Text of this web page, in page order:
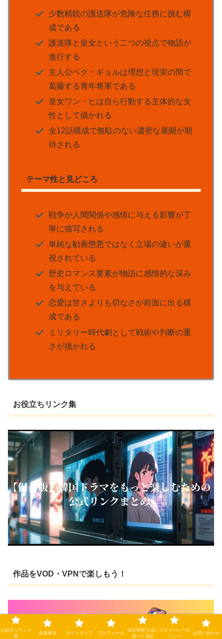
少数精鋭の護送隊が危険な任務に挑む構
成である
護送隊と皇女という二つの視点で物語が
進行する
主人公ペク・ギョルは理想と現実の間で
葛藤する青年将軍である
皇女ワン・ヒは自ら行動する主体的な女
性として描かれる
全12話構成で無駄のない濃密な展開が期
待される
テーマ性と見どころ
戦争が人間関係や感情に与える影響が丁
寧に描写される
単純な勧善懲悪ではなく立場の違いが重
視されている
歴史ロマンス要素が物語に感情的な深み
を与えている
恋愛は甘さよりも切なさが前面に出る構
成である
ミリタリー時代劇として戦術や判断の重
さが描かれる
お役立ちリンク集
作品をVOD・VPNで楽しもう！
お役立ちリンク
集
免責事項 サイトマップ プロフィール
特定商取引法に
基づく表記
プライバシーポ
リシー
お問い合わせ